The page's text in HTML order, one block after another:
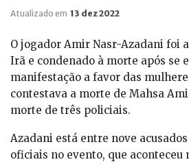
Atualizado em 13 dez 2022
O jogador Amir Nasr-Azadani foi
Irã e condenado à morte após se
manifestação a favor das
contestava a morte de Mahsa
morte de três policiais.
Azadani está entre nove
oficiais no evento, que aconteceu